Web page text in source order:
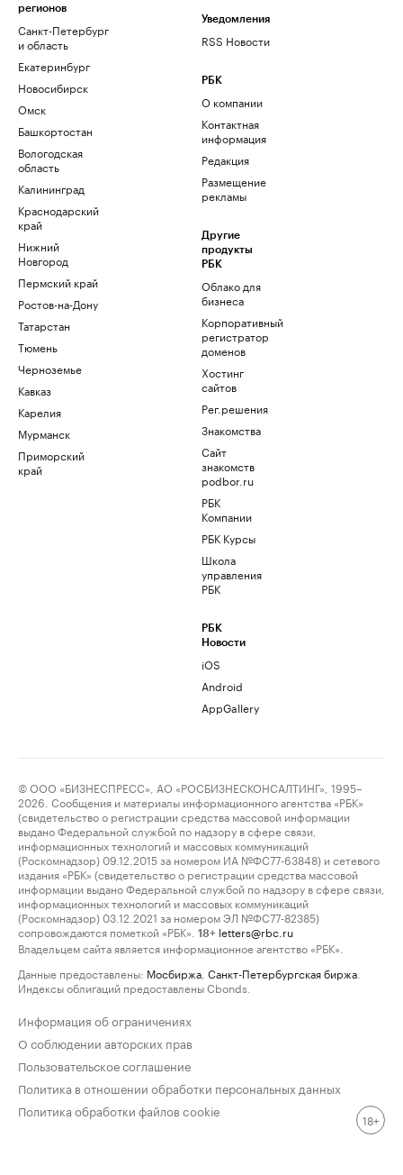
регионов
Санкт-Петербург
и область
Екатеринбург
Новосибирск
Омск
Башкортостан
Вологодская
область
Калининград
Краснодарский
край
Нижний
Новгород
Пермский край
Ростов-на-Дону
Татарстан
Тюмень
Черноземье
Кавказ
Карелия
Мурманск
Приморский
край
Уведомления
RSS Новости
РБК
О компании
Контактная
информация
Редакция
Размещение
рекламы
Другие
продукты
РБК
Облако для
бизнеса
Корпоративный
регистратор
доменов
Хостинг
сайтов
Рег.решения
Знакомства
Сайт
знакомств
podbor.ru
РБК
Компании
РБК Курсы
Школа
управления
РБК
РБК
Новости
iOS
Android
AppGallery
© ООО «БИЗНЕСПРЕСС», АО «РОСБИЗНЕСКОНСАЛТИНГ», 1995–
2026. Сообщения и материалы информационного агентства «РБК»
(свидетельство о регистрации средства массовой информации
выдано Федеральной службой по надзору в сфере связи,
информационных технологий и массовых коммуникаций
(Роскомнадзор) 09.12.2015 за номером ИА №ФС77-63848) и сетевого
издания «РБК» (свидетельство о регистрации средства массовой
информации выдано Федеральной службой по надзору в сфере связи,
информационных технологий и массовых коммуникаций
(Роскомнадзор) 03.12.2021 за номером ЭЛ №ФС77-82385)
сопровождаются пометкой «РБК».
18+ letters@rbc.ru
Владельцем сайта является информационное агентство «РБК».
Данные предоставлены: Мосбиржа Санкт-Петербургская биржа
Индексы облигаций предоставлены Cbonds.
Информация об ограничениях
О соблюдении авторских прав
Пользовательское соглашение
Политика в отношении обработки персональных данных
Политика обработки файлов cookie
18+